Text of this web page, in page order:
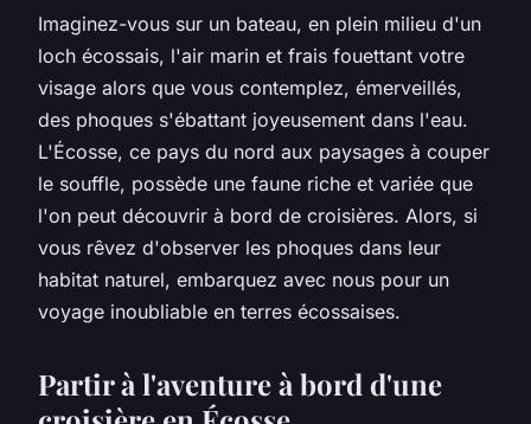
Imaginez-vous sur un bateau, en plein milieu d'un
loch écossais, l'air marin et frais fouettant votre
visage alors que vous contemplez, émerveillés,
des phoques s'ébattant joyeusement dans l'eau.
L'Écosse, ce pays du nord aux paysages à couper
le souffle, possède une faune riche et variée que
l'on peut découvrir à bord de croisières. Alors, si
vous rêvez d'observer les phoques dans leur
habitat naturel, embarquez avec nous pour un
voyage inoubliable en terres écossaises.
Partir à l'aventure à bord d'une